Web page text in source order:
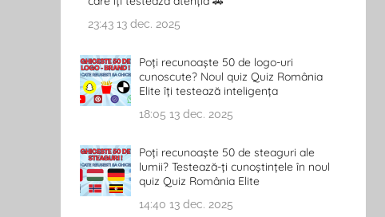
23:43 13 dec. 2025
Poți recunoaște 50 de logo-uri
cunoscute? Noul quiz Quiz România
Elite îți testează inteligența
18:05 13 dec. 2025
Poți recunoaște 50 de steaguri ale
lumii? Testează-ți cunoștințele în noul
quiz Quiz România Elite
14:40 13 dec. 2025